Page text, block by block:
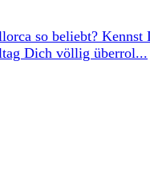
so beliebt? Kennst
Dich völlig überrol...